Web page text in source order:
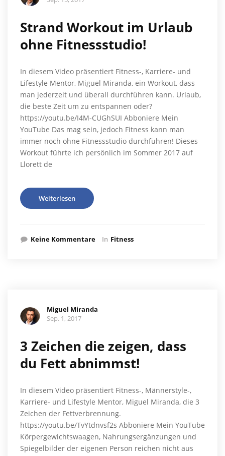
Strand Workout im Urlaub
ohne Fitnessstudio!
In diesem Video präsentiert Fitness-, Karriere- und
Lifestyle Mentor, Miguel Miranda, ein Workout, dass
man jederzeit und überall durchführen kann. Urlaub,
die beste Zeit um zu entspannen oder?
https://youtu.be/I4M-CUGhSUI Abboniere Mein
YouTube Das mag sein, jedoch Fitness kann man
immer noch ohne Fitnessstudio durchführen! Dieses
Workout führte ich persönlich im Sommer 2017 auf
Llorett de
Weiterlesen
Keine Kommentare In Fitness
Miguel Miranda
Sep. 1, 2017
3 Zeichen die zeigen, dass
du Fett abnimmst!
In diesem Video präsentiert Fitness-, Männerstyle-,
Karriere- und Lifestyle Mentor, Miguel Miranda, die 3
Zeichen der Fettverbrennung.
https://youtu.be/TvYtdnvsf2s Abboniere Mein YouTube
Körpergewichtswaagen, Nahrungsergänzungen und
Spiegelbilder der eigenen Person reichen nicht aus